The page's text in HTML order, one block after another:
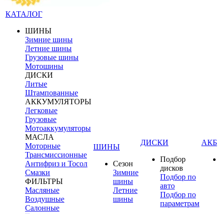
КАТАЛОГ
ШИНЫ
Зимние шины
Летние шины
Грузовые шины
Мотошины
ДИСКИ
Литые
Штампованные
АККУМУЛЯТОРЫ
Легковые
Грузовые
Мотоаккумуляторы
МАСЛА
Моторные
Трансмиссионные
Антифриз и Тосол
Смазки
ФИЛЬТРЫ
Масляные
Воздушные
Салонные
ШИНЫ
Сезон
Зимние
шины
Летние
шины
ДИСКИ
Подбор
дисков
Подбор по
авто
Подбор по
параметрам
АКБ